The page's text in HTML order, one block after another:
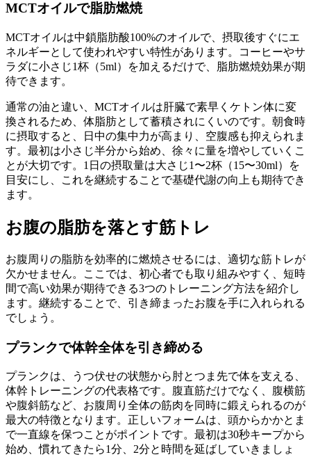
MCTオイルで脂肪燃焼
MCTオイルは中鎖脂肪酸100%のオイルで、 摂取後すぐにエ
ネルギーとして使われやすい特性があります。コーヒーやサ
ラダに小さじ1杯（5ml）を加えるだけで、脂肪燃焼効果が期
待できます。
通常の油と違い、 MCTオイルは肝臓で素早くケトン体に変
換されるため、体脂肪として蓄積されにくいのです。朝食時
に摂取すると、日中の集中力が高まり、空腹感も抑えられま
す。最初は小さじ半分から始め、徐々に量を増やしていくこ
とが大切です。1日の摂取量は大さじ1〜2杯（15〜30ml）を
目安にし、これを継続することで基礎代謝の向上も期待でき
ます。
お腹の脂肪を落とす筋トレ
お腹周りの脂肪を効率的に燃焼させるには、 適切な筋トレが
欠かせません。ここでは、初心者でも取り組みやすく、短時
間で高い効果が期待できる3つのトレーニング方法を紹介し
ます。継続することで、引き締まったお腹を手に入れられる
でしょう。
プランクで体幹全体を引き締める
プランクは、うつ伏せの状態から肘とつま先で体を支える、
体幹トレーニングの代表格です。腹直筋だけでなく、腹横筋
や腹斜筋など、お腹周り全体の筋肉を同時に鍛えられるのが
最大の特徴となります。正しいフォームは、 頭からかかとま
で一直線を保つこと がポイントです。最初は30秒キープから
始め、慣れてきたら1分、2分と時間を延ばしていきましょ